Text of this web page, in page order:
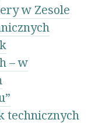
w Zesole
– w
technicznych